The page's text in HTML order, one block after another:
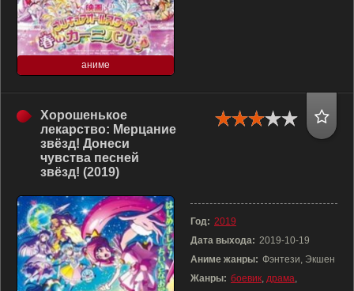
аниме
Хорошенькое
лекарство: Мерцание
звёзд! Донеси
чувства песней
звёзд! (2019)
Год: 2019
Дата выхода: 2019-10-19
Аниме жанры: Фэнтези, Экшен
Жанры: боевик, драма,